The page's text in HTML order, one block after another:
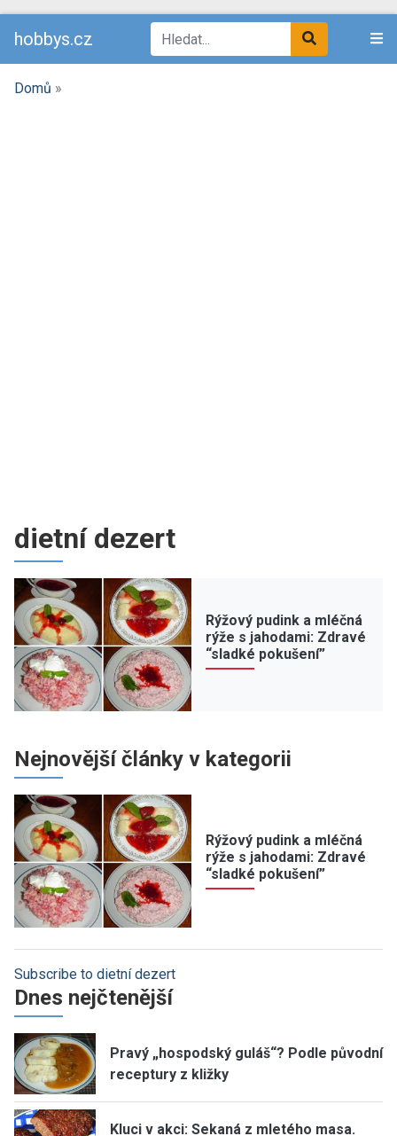
hobbys.cz
Domů »
dietní dezert
Rýžový pudink a mléčná
rýže s jahodami: Zdravé
“sladké pokušení”
Nejnovější články v kategorii
Rýžový pudink a mléčná
rýže s jahodami: Zdravé
“sladké pokušení”
Subscribe to dietní dezert
Dnes nejčtenější
Pravý „hospodský guláš“? Podle původní
receptury z kližky
Kluci v akci: Sekaná z mletého masa.